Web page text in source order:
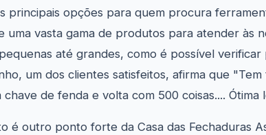
principais opções para quem procura
uma vasta gama de produtos para atender às
até grandes, como é possível verificar
um dos clientes satisfeitos, afirma que
de fenda e volta com 500 coisas.... Ótima
é outro ponto forte da Casa das Fechaduras